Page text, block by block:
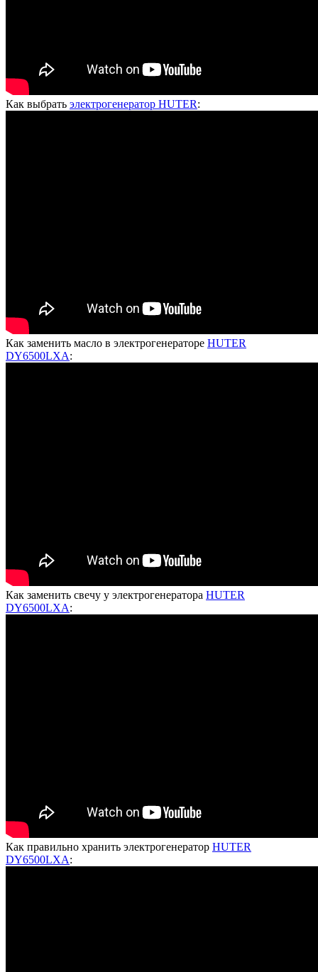
Как выбрать электрогенератор HUTER:
Как заменить масло в электрогенераторе HUTER
DY6500LXA:
Как заменить свечу у электрогенератора HUTER
DY6500LXA:
Как правильно хранить электрогенератор HUTER
DY6500LXA: